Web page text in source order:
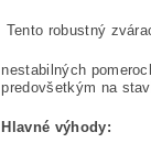
Tento robustný
nestabilných
predovšetkým na
Hlavné výhody: